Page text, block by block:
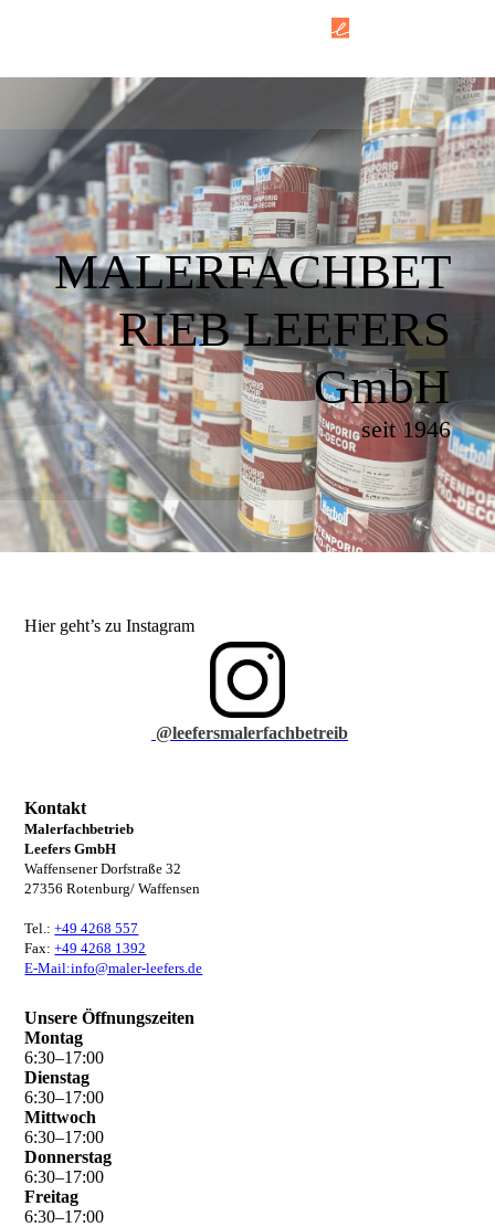
MALERFACHBET
RIEB LEEFERS
GmbH
seit 1946
Hier geht’s zu Instagram
@leefersmalerfachbetreib
Kontakt
Malerfachbetrieb
Leefers GmbH
Waffensener Dorfstraße 32
27356 Rotenburg/ Waffensen
Tel.:+49 4268 557
Fax:+49 4268 1392
E-Mail:info@maler-leefers.de
Unsere Öffnungszeiten
Montag
6:30–17:00
Dienstag
6:30–17:00
Mittwoch
6:30–17:00
Donnerstag
6:30–17:00
Freitag
6:30–17:00